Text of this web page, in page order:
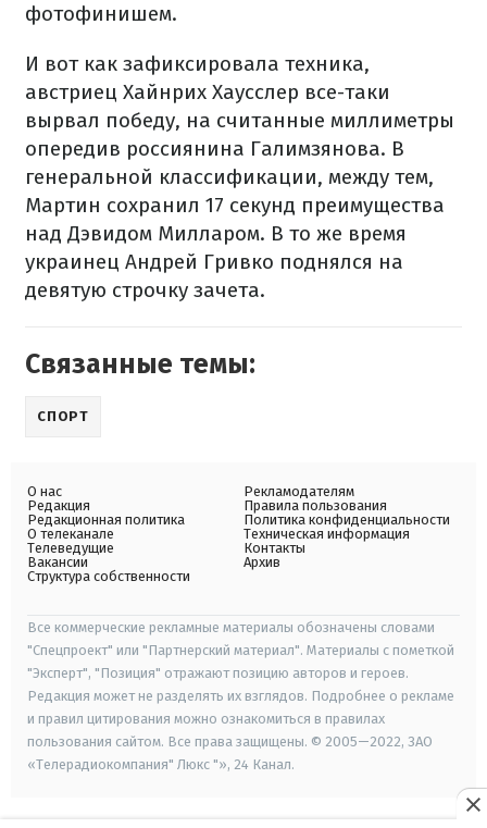
фотофинишем.
И вот как зафиксировала техника,
австриец Хайнрих Хаусслер все-таки
вырвал победу, на считанные миллиметры
опередив россиянина Галимзянова. В
генеральной классификации, между тем,
Мартин сохранил 17 секунд преимущества
над Дэвидом Милларом. В то же время
украинец Андрей Гривко поднялся на
девятую строчку зачета.
Связанные темы:
СПОРТ
О нас
Редакция
Редакционная политика
О телеканале
Телеведущие
Вакансии
Структура собственности
Рекламодателям
Правила пользования
Политика конфиденциальности
Техническая информация
Контакты
Архив
Все коммерческие рекламные материалы обозначены словами
"Спецпроект" или "Партнерский материал". Материалы с пометкой
"Эксперт", "Позиция" отражают позицию авторов и героев.
Редакция может не разделять их взглядов. Подробнее о рекламе
и правил цитирования можно ознакомиться в правилах
пользования сайтом. Все права защищены. © 2005—2022, ЗАО
«Телерадиокомпания" Люкс "», 24 Канал.